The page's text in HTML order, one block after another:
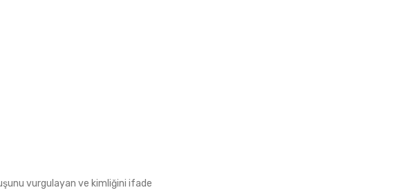
vurgulayan ve kimliğini ifade